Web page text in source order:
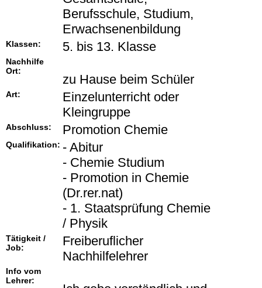
Berufsschule, Studium,
Erwachsenenbildung
Klassen: 5. bis 13. Klasse
Nachhilfe
Ort:
zu Hause beim Schüler
Art:
Einzelunterricht oder
Kleingruppe
Abschluss: Promotion Chemie
Qualifikation: - Abitur
- Chemie Studium
- Promotion in Chemie
(Dr.rer.nat)
- 1. Staatsprüfung Chemie
/ Physik
Tätigkeit /
Job:
Freiberuflicher
Nachhilfelehrer
Info vom
Lehrer: